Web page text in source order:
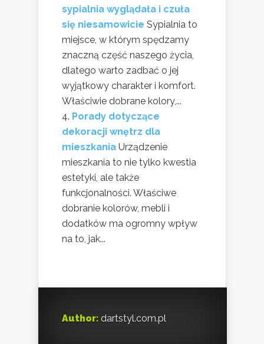
sypialnia wyglądała i czuła
się niesamowicie Sypialnia to
miejsce, w którym spędzamy
znaczną część naszego życia,
dlatego warto zadbać o jej
wyjątkowy charakter i komfort.
Właściwie dobrane kolory,...
Porady dotyczące
dekoracji wnętrz dla
mieszkania Urządzenie
mieszkania to nie tylko kwestia
estetyki, ale także
funkcjonalności. Właściwe
dobranie kolorów, mebli i
dodatków ma ogromny wpływ
na to, jak...
Author: dartstyl.com.pl